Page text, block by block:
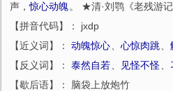
声，惊心动魄。 ★清·刘鹗《老残游
【拼音代码】： jxdp
【近义词】： 动魄惊心 心惊肉跳
【反义词】： 泰然自若 见怪不怪
【歇后语】： 脑袋上放炮竹